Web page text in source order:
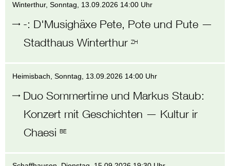
Winterthur, Sonntag, 13.09.2026 14:00 Uhr
-: D'Musighäxe Pete, Pote und Pute —
Stadthaus Winterthur ZH
Heimisbach , Sonntag, 13.09.2026 14:00 Uhr
Duo Sommertime und Markus Staub:
Konzert mit Geschichten — Kultur ir
Chaesi BE